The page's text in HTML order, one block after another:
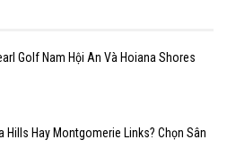
Golf Nam Hội An Và Hoiana Shores
Hills Hay Montgomerie Links? Chọn Sân